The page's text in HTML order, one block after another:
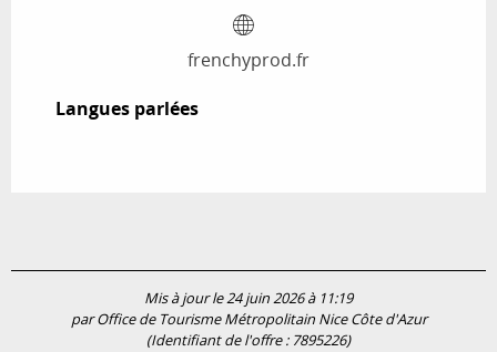
frenchyprod.fr
Langues parlées
Langues parlées
Mis à jour le 24 juin 2026 à 11:19
par Office de Tourisme Métropolitain Nice Côte d'Azur
(Identifiant de l'offre : 7895226)